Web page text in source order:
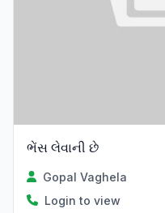
ભેંસ લેવાની છે
Gopal Vaghela
Login to view